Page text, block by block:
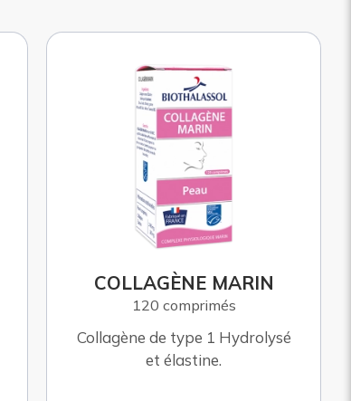
COLLAGÈNE MARIN
120 comprimés
Collagène de type 1 Hydrolysé
et élastine.